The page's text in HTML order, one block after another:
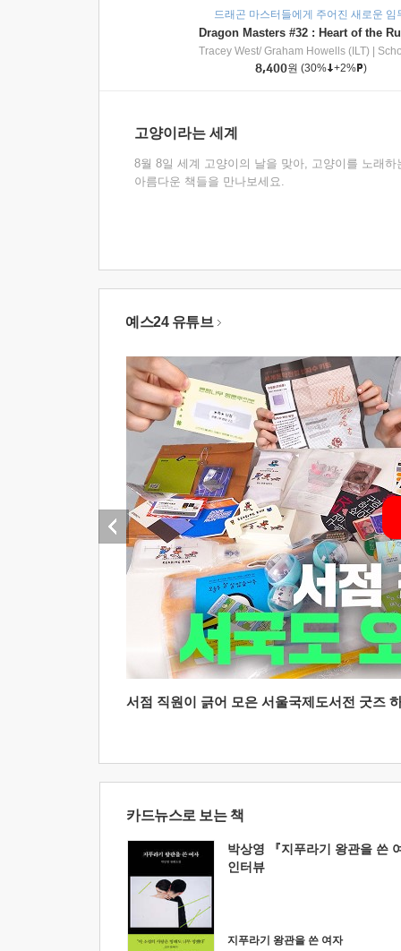
드래곤 마스터들에게 주어진 새로운 임
Tracey West/ Graham Howells (ILT)
8,400원 (30% +2% )
고양이라는 세계
8월 8일 세계 고양이의 날을 맞아, 고양이를 노래하
아름다운 책들을 만나보세요.
예스24 유튜브
서점 직원이 긁어 모은 서울국제도서전 굿즈
카드뉴스로 보는 책
박상영 『지푸라기 왕관을 쓴
인터뷰
지푸라기 왕관을 쓴 여자